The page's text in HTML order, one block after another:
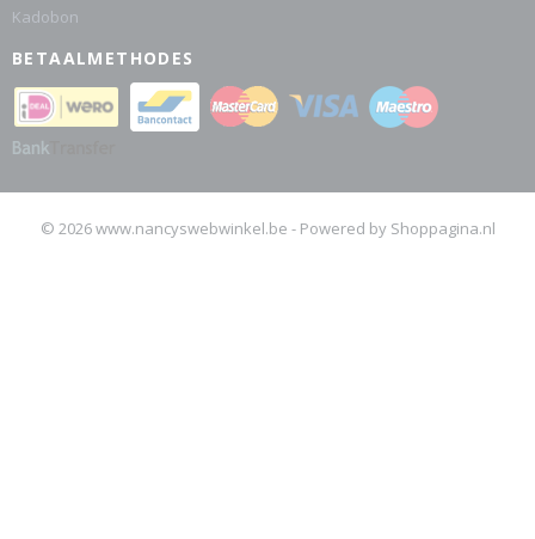
Kadobon
BETAALMETHODES
© 2026 www.nancyswebwinkel.be - Powered by Shoppagina.nl